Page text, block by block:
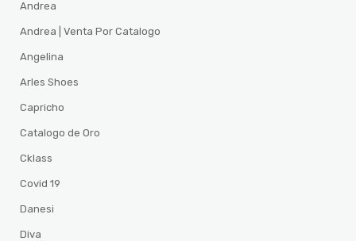
Andrea
Andrea | Venta Por Catalogo
Angelina
Arles Shoes
Capricho
Catalogo de Oro
Cklass
Covid 19
Danesi
Diva